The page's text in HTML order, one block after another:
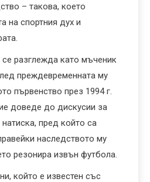
– такова, което
на спортния дух и
разглежда като мъченик
преждевременната му
първенство през 1994 г.
доведе до дискусии за
пред който са
наследството му
резонира извън футбола.
който е известен със